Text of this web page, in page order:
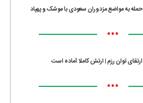
حمله به مواضع مزدوران سعودی با موشک و پهپاد
•••
ارتقای توان رزم | ارتش کاملا آماده است
•••